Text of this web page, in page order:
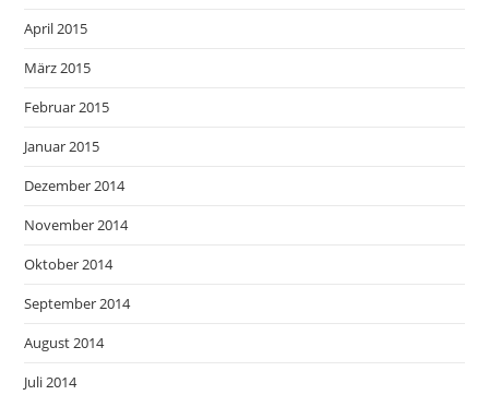
April 2015
März 2015
Februar 2015
Januar 2015
Dezember 2014
November 2014
Oktober 2014
September 2014
August 2014
Juli 2014